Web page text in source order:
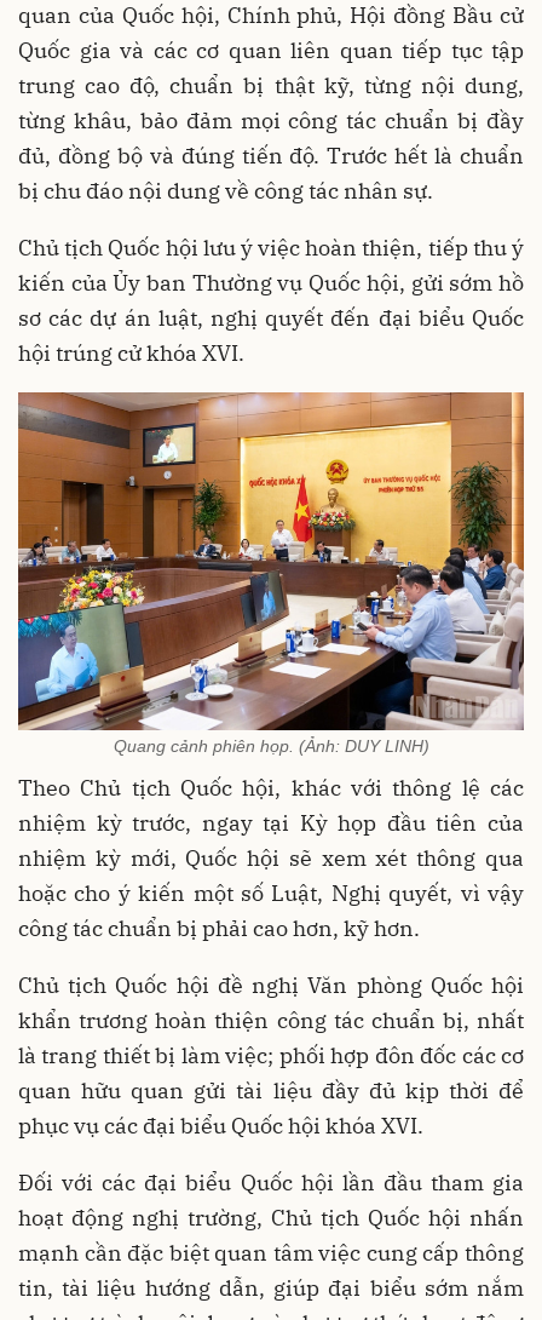
quan của Quốc hội, Chính phủ, Hội đồng Bầu cử
Quốc gia và các cơ quan liên quan tiếp tục tập
trung cao độ, chuẩn bị thật kỹ, từng nội dung,
từng khâu, bảo đảm mọi công tác chuẩn bị đầy
đủ, đồng bộ và đúng tiến độ. Trước hết là chuẩn
bị chu đáo nội dung về công tác nhân sự.
Chủ tịch Quốc hội lưu ý việc hoàn thiện, tiếp thu ý
kiến của Ủy ban Thường vụ Quốc hội, gửi sớm hồ
sơ các dự án luật, nghị quyết đến đại biểu Quốc
hội trúng cử khóa XVI.
Quang cảnh phiên họp. (Ảnh: DUY LINH)
Theo Chủ tịch Quốc hội, khác với thông lệ các
nhiệm kỳ trước, ngay tại Kỳ họp đầu tiên của
nhiệm kỳ mới, Quốc hội sẽ xem xét thông qua
hoặc cho ý kiến một số Luật, Nghị quyết, vì vậy
công tác chuẩn bị phải cao hơn, kỹ hơn.
Chủ tịch Quốc hội đề nghị Văn phòng Quốc hội
khẩn trương hoàn thiện công tác chuẩn bị, nhất
là trang thiết bị làm việc; phối hợp đôn đốc các cơ
quan hữu quan gửi tài liệu đầy đủ kịp thời để
phục vụ các đại biểu Quốc hội khóa XVI.
Đối với các đại biểu Quốc hội lần đầu tham gia
hoạt động nghị trường, Chủ tịch Quốc hội nhấn
mạnh cần đặc biệt quan tâm việc cung cấp thông
tin, tài liệu hướng dẫn, giúp đại biểu sớm nắm